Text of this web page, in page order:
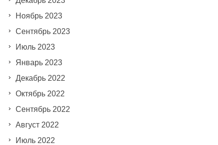
Ноябрь 2023
Сентябрь 2023
Июль 2023
Январь 2023
Декабрь 2022
Октябрь 2022
Сентябрь 2022
Август 2022
Июль 2022